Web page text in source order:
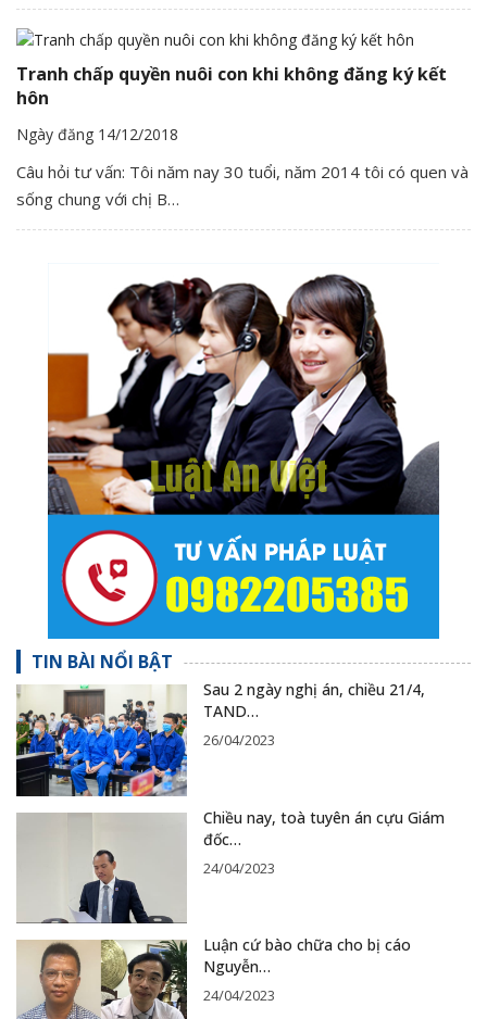
Tranh chấp quyền nuôi con khi không đăng ký kết
hôn
Ngày đăng 14/12/2018
Câu hỏi tư vấn: Tôi năm nay 30 tuổi, năm 2014 tôi có quen và
sống chung với chị B…
TIN BÀI NỔI BẬT
Sau 2 ngày nghị án, chiều 21/4,
TAND…
26/04/2023
Chiều nay, toà tuyên án cựu Giám
đốc…
24/04/2023
Luận cứ bào chữa cho bị cáo
Nguyễn…
24/04/2023